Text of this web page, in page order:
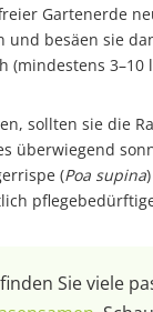
Gartenerde
und besäen sie
(mindestens 3–10
sollten sie die
überwiegend
(Poa supina
Sie viele